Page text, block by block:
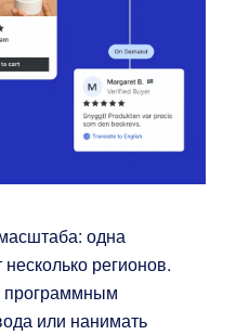
одна
регионов.
программным
или нанимать